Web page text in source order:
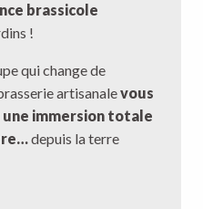
brassicole
!
qui change de
artisanalevous
immersion totale
depuis la terre